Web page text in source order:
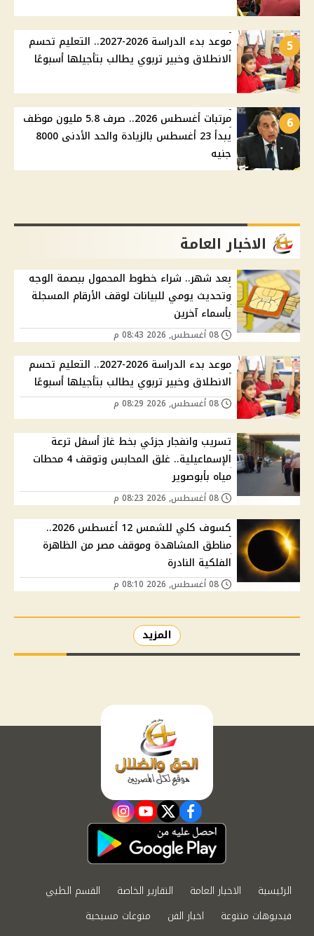
5
موعد بدء الدراسة 2026-2027.. التعليم تحسم
الانطلاق وخبير تربوي يطالب بتأجيلها أسبوعًا
6
مرتبات أغسطس 2026.. صرف 5.8 مليون موظف
يبدأ 23 أغسطس بالزيادة والحد الأدنى 8000
جنيه
الاخبار العامة
بعد شهر.. شراء خطوط المحمول ببصمة الوجه
وتحديث يومي للبيانات لوقف الأرقام المسجلة
بأسماء آخرين
موعد بدء الدراسة 2026-2027.. التعليم تحسم
الانطلاق وخبير تربوي يطالب بتأجيلها أسبوعًا
تسريب وانفجار جزئي بخط غاز أسفل ترعة
الإسماعيلية.. غلق المحابس وتوقف 4 محطات
مياه بأبوصوير
كسوف كلي للشمس 12 أغسطس 2026..
مناطق المشاهدة وموقف مصر من الظاهرة
الفلكية النادرة
المزيد
facebook
twitter
youtube
instagram
الرئيسية الاخبار العامة التقارير الخاصة
القسم الطبي
فيديوهات متنوعة
اخبار الفن
منوعات مسيحية